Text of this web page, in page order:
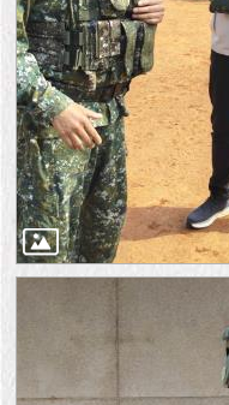
資
訊
安
全
政
策
RSS
聯
絡
系